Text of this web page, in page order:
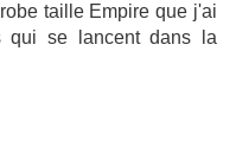
taille Empire que j'ai
qui se lancent dans la